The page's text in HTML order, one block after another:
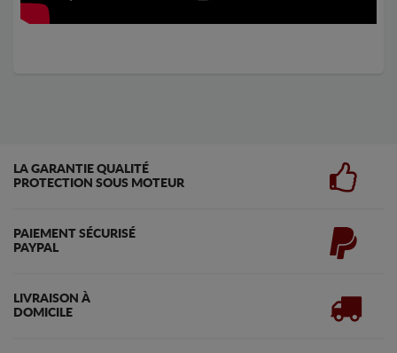
LA GARANTIE QUALITÉ
PROTECTION SOUS MOTEUR
PAIEMENT SÉCURISÉ
PAYPAL
LIVRAISON À
DOMICILE